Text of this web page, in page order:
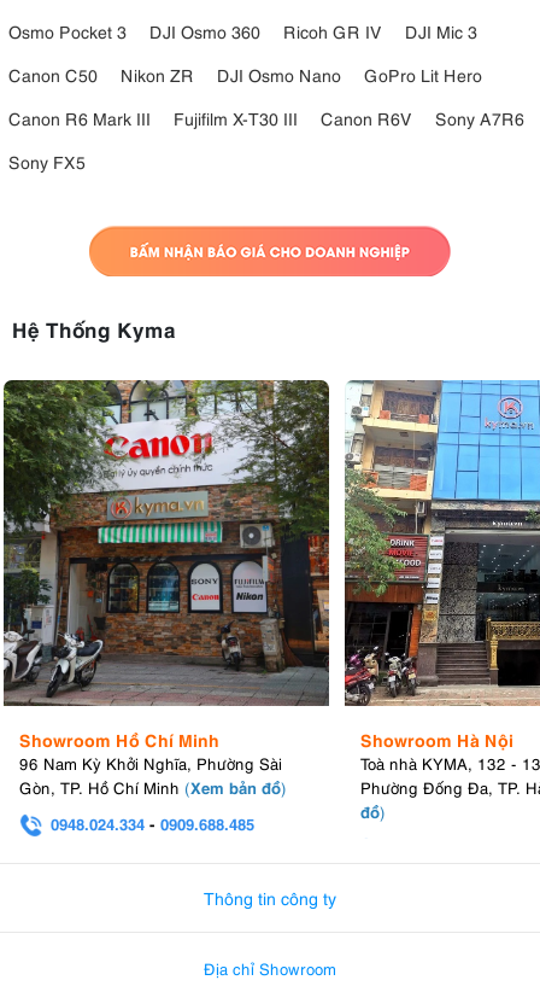
Osmo Pocket 3
DJI Osmo 360 Ricoh GR IV
DJI Mic 3
Canon C50
Nikon ZR DJI Osmo Nano
GoPro Lit Hero
Canon R6 Mark III
Fujifilm X-T30 III Canon R6V
Sony A7R6
Sony FX5
Hệ Thống Kyma
Showroom Hồ Chí Minh
96 Nam Kỳ Khởi Nghĩa, Phường Sài
Gòn, TP. Hồ Chí Minh (Xem bản đồ)
0948.024.334 - 0909.688.485
Showroom Hà Nội
Toà nhà KYMA, 132 -
Phường Đống Đa, TP.
đồ)
Thông tin công ty
Địa chỉ Showroom